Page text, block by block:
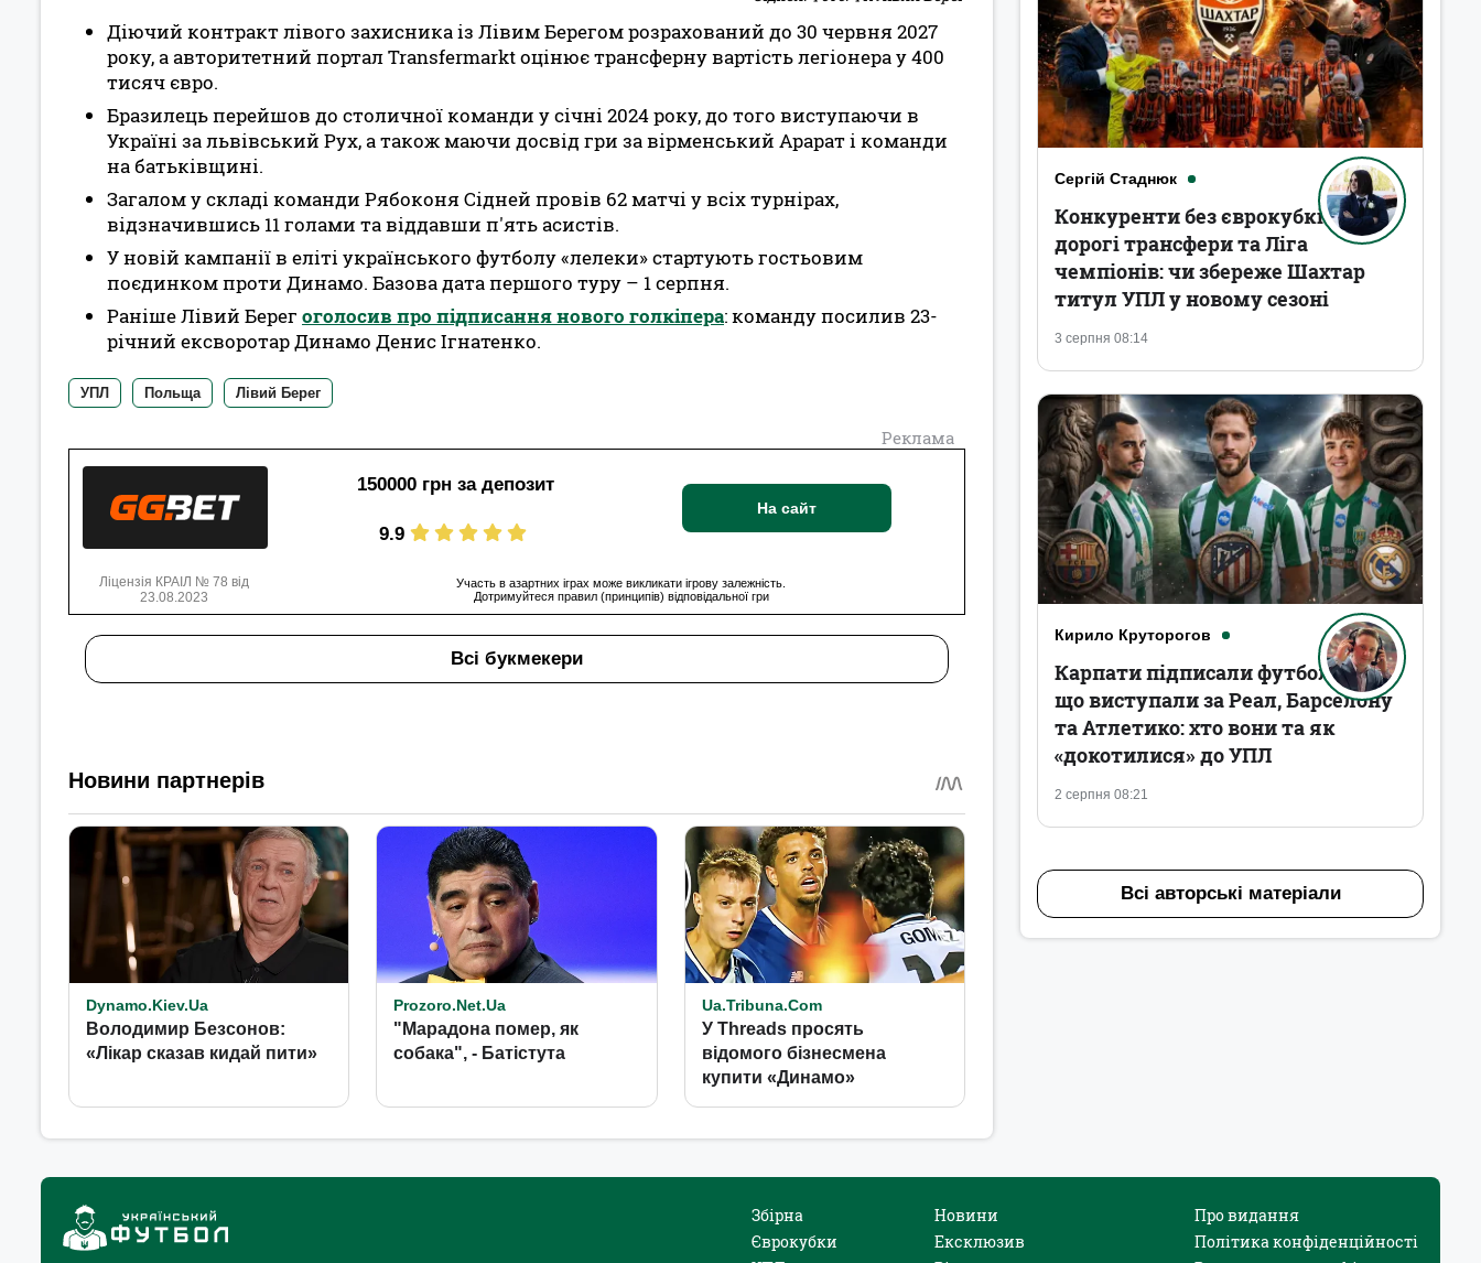
Діючий контракт лівого захисника із Лівим Берегом розрахований до 30 червня 2027
року, а авторитетний портал Transfermarkt оцінює трансферну вартість легіонера у 400
тисяч євро.
Бразилець перейшов до столичної команди у січні 2024 року, до того виступаючи в
Україні за львівський Рух, а також маючи досвід гри за вірменський Арарат і команди
на батьківщині.
Загалом у складі команди Рябоконя Сідней провів 62 матчі у всіх турнірах,
відзначившись 11 голами та віддавши п'ять асистів.
У новій кампанії в еліті українського футболу «лелеки» стартують гостьовим
поєдинком проти Динамо. Базова дата першого туру – 1 серпня.
Раніше Лівий Берег оголосив про підписання нового голкіпера: команду посилив 23-
річний ексворотар Динамо Денис Ігнатенко.
УПЛ Польща Лівий Берег
Реклама
150000 грн за депозит
9.9
На сайт
Ліцензія КРАІЛ № 78 від
23.08.2023
Участь в азартних іграх може викликати ігрову залежність.
Дотримуйтеся правил (принципів) відповідальної гри
Всі букмекери
Сергій Стаднюк
3 серпня 08:14
Конкуренти без єврокубків,
дорогі трансфери та Ліга
чемпіонів: чи збереже Шахтар
титул УПЛ у новому сезоні
Кирило Круторогов
2 серпня 08:21
Карпати підписали футболістів,
що виступали за Реал, Барселону
та Атлетико: хто вони та як
«докотилися» до УПЛ
Всі авторські матеріали
Збірна
Єврокубки
Новини
Ексклюзив
Про видання
Політика конфіденційності